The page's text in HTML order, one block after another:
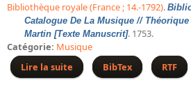
Le fil de l'histoire (frise chonologique)
La Bibliothèque nationale de France à
Richelieu, Bibliothèques - Musée -
Gallica - Son histoire
Bibliothèque royale (France ; 14.-1792).
Catalogue De La Musique //
Martin [Texte Manuscrit]. 1753.
Catégorie: Musique
Lire la suite
de Bibliothèque royale
théorique et
BibTex RTF